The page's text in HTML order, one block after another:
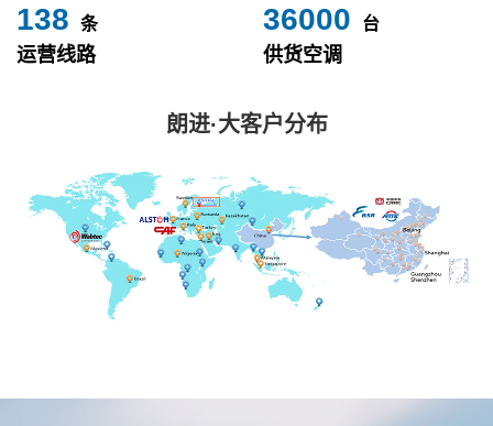
153 条
运营线路
40000 台
供货空调
朗进·大客户分布